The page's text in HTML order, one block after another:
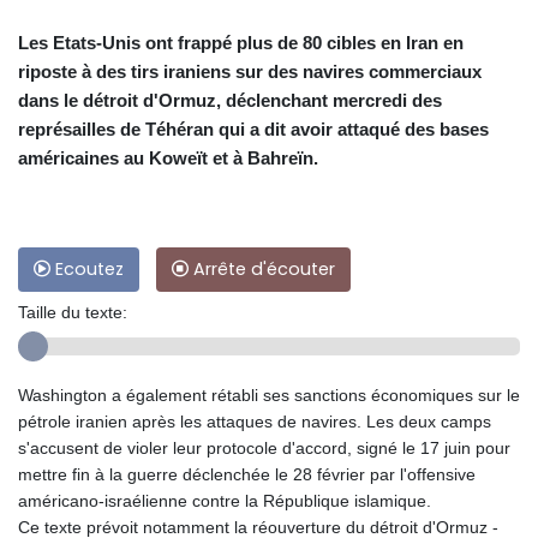
Les Etats-Unis ont frappé plus de 80 cibles en Iran en
riposte à des tirs iraniens sur des navires commerciaux
dans le détroit d'Ormuz, déclenchant mercredi des
représailles de Téhéran qui a dit avoir attaqué des bases
américaines au Koweït et à Bahreïn.
Ecoutez Arrête d'écouter
Taille du texte:
Washington a également rétabli ses sanctions économiques sur le
pétrole iranien après les attaques de navires. Les deux camps
s'accusent de violer leur protocole d'accord, signé le 17 juin pour
mettre fin à la guerre déclenchée le 28 février par l'offensive
américano-israélienne contre la République islamique.
Ce texte prévoit notamment la réouverture du détroit d'Ormuz -